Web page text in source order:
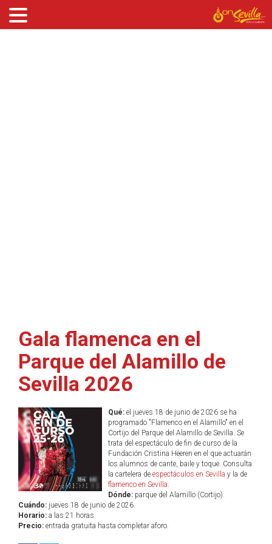
Gala flamenca en el
Parque del Alamillo de
Sevilla 2026
Qué:el jueves 18 de junio de 2026 se ha
programado "Flamenco en el Alamillo" en el
Cortijo del Parque del Alamillo de Sevilla. Se
trata del espectáculo de fin de curso de la
Fundación Cristina Heeren en el que actuarán
los alumnos de cante, baile y toque. Consulta
la cartelera de espectáculos en Sevilla y la de
flamenco en Sevilla.
Dónde:parque del Alamillo (Cortijo).
Cuándo: jueves 18 de junio de 2026.
Horario: a las 21 horas.
Precio: entrada gratuita hasta completar aforo.